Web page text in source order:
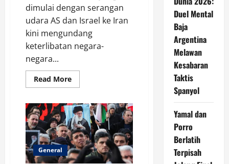
dimulai dengan serangan
udara AS dan Israel ke Iran
kini mengundang
keterlibatan negara-
negara...
Read MoreRead
more
Eropa
Kini
Terlibat,
Sejauh
Apa
Perang
Iran
Bisa
General
Duel Mental
Baja
Argentina
Melawan
Kesabaran
Taktis
Spanyol
Yamal dan
Porro
Berlatih
Terpisah